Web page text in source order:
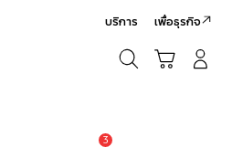
บริการ เพื่อธุรกิจ
3